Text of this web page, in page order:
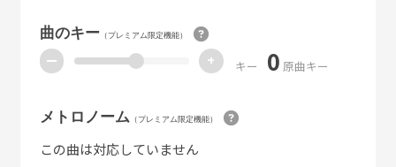
曲のキー（プレミアム限定機能）
ー + キー 0 原曲キー
メトロノーム （プレミアム限定機能）
この曲は対応していません